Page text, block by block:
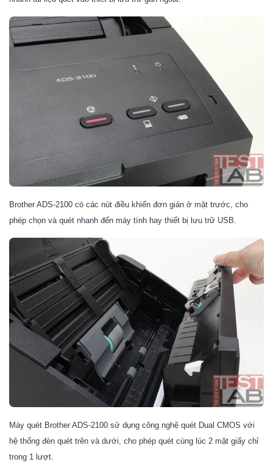
Brother ADS-2100 có các nút điều khiển đơn giản ở mặt trước, cho
phép chọn và quét nhanh đến máy tính hay thiết bị lưu trữ USB.
Máy quét Brother ADS-2100 sử dụng công nghệ quét Dual CMOS với
hệ thống đèn quét trên và dưới, cho phép quét cùng lúc 2 mặt giấy chỉ
trong 1 lượt.